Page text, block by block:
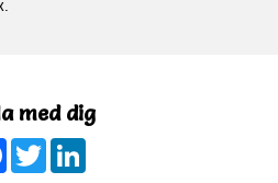
med dig
Facebook
TwitterLinkedIn